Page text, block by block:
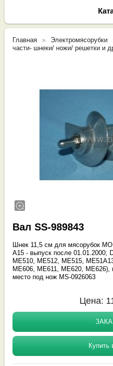
Главная Электромясорубки
части- шнеки/ ножи/ решетки и
Вал SS-989843
Шнек 11,5 см для мясорубок
А15 - выпуск после 01.01.2000;
ME510, ME512, ME515,
ME606, ME611, ME620, ME626),
место под нож MS-0926063
Цена:
Купить